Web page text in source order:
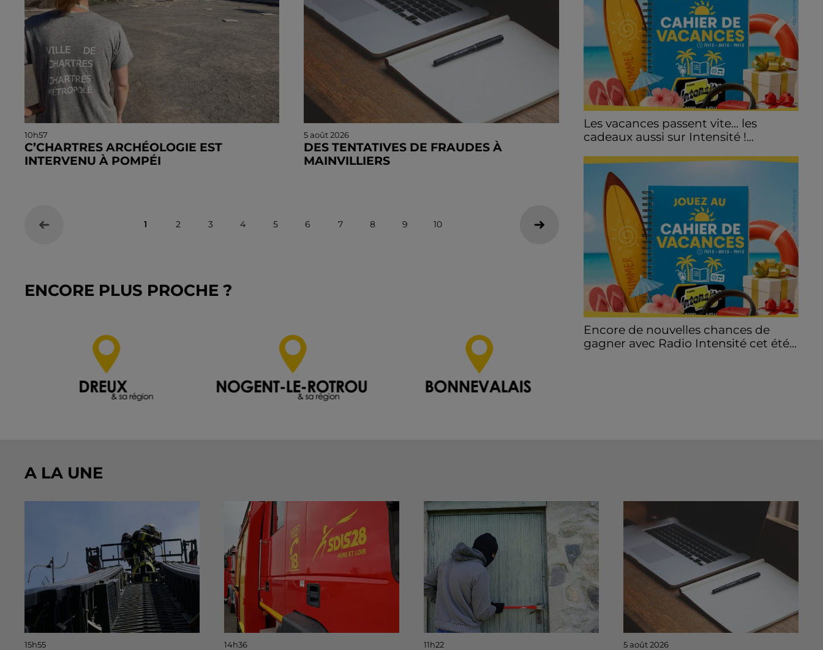
10h57
C’CHARTRES ARCHÉOLOGIE EST
INTERVENU À POMPÉI
5 août 2026
DES TENTATIVES DE FRAUDES À
MAINVILLIERS
1 2 3 4 5 6 7 8 9 10
ENCORE PLUS PROCHE ?
Les vacances passent vite... les
cadeaux aussi sur Intensité !...
Encore de nouvelles chances de
gagner avec Radio Intensité cet été...
A LA UNE
15h55 14h36 11h22 5 août 2026